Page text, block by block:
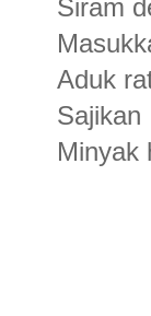
Siram
Aduk
Sajikan
Minyak